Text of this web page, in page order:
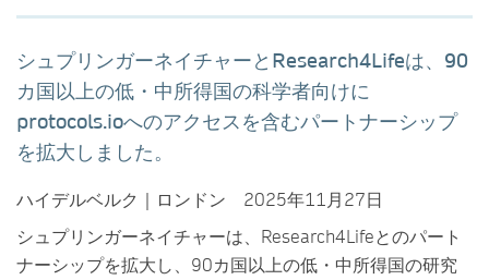
シュプリンガーネイチャーとResearch4Lifeは、90
カ国以上の低・中所得国の科学者向けに
protocols.ioへのアクセスを含むパートナーシップ
を拡大しました。
ハイデルベルク｜ロンドン 2025年11月27日
シュプリンガーネイチャーは、Research4Lifeとのパート
ナーシップを拡大し、90カ国以上の低・中所得国の研究